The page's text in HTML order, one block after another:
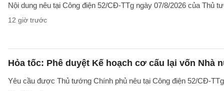
Nội dung nêu tại Công điện 52/CĐ-TTg ngày 07/8/2026 của Thủ
12 giờ trước
Hỏa tốc: Phê duyệt Kế hoạch cơ cấu lại vốn Nhà
Yêu cầu được Thủ tướng Chính phủ nêu tại Công điện 52/CĐ-